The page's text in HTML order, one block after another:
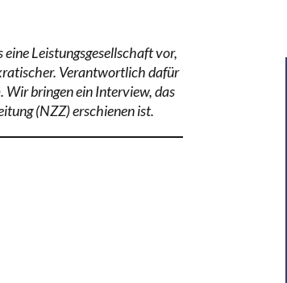
Leistungsgesellschaft vor,
Verantwortlich dafür
Wir bringen ein Interview, das
(NZZ) erschienen ist.